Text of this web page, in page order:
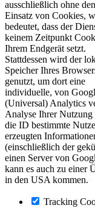
ausschließlich ohne den
Einsatz von Cookies,
bedeutet, dass der
keinem Zeitpunkt
Ihrem Endgerät setzt.
Stattdessen wird der
Speicher Ihres
genutzt, um dort eine
individuelle, von
(Universal) Analytics
Analyse Ihrer
die ID bestimmte
erzeugten
(einschließlich der
einen Server von
kann es auch zu einer
in den USA kommen.
Tracking